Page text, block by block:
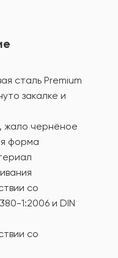
сталь Premium
закалке и
жало чернёное
форма
со
1:2006 и DIN
со